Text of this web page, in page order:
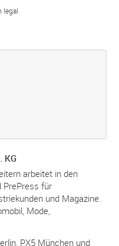
legal
KG
arbeitet in den
PrePress für
und Magazine.
Mode,
PX5 München und